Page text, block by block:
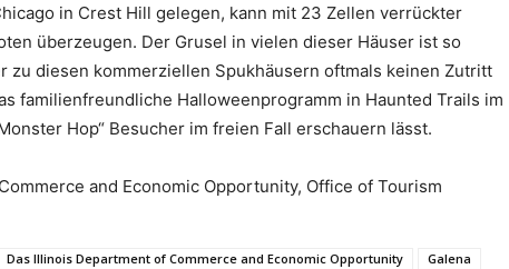
in Crest Hill gelegen, kann mit 23 Zellen verrückter
überzeugen. Der Grusel in vielen dieser Häuser ist so
zu diesen kommerziellen Spukhäusern oftmals keinen Zutritt
familienfreundliche Halloweenprogramm in Haunted Trails im
Hop“ Besucher im freien Fall erschauern lässt.
and Economic Opportunity, Office of Tourism
Das Illinois Department of Commerce and Economic Opportunity
Galena